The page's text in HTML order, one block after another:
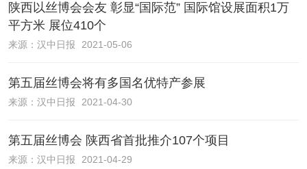
陕西以丝博会会友 彰显“国际范” 国际馆设展面积1万
平方米 展位410个
来源： 汉中日报 2021-05-06
第五届丝博会将有多国名优特产参展
来源： 汉中日报 2021-04-30
第五届丝博会 陕西省首批推介107个项目
来源： 汉中日报 2021-04-29